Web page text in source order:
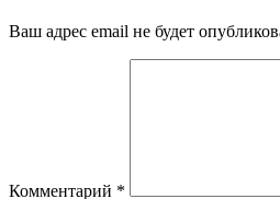
Ваш адрес email не будет
Комментарий *